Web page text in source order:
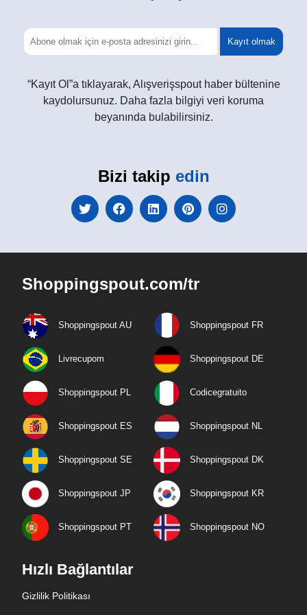
Kayıt olmak
“Kayıt Ol”a tıklayarak, Alışverişspout haber bültenine
kaydolursunuz. Daha fazla bilgiyi veri koruma
beyanında bulabilirsiniz.
Bizi takip edin
Shoppingspout.com/tr
Shoppingspout AU Shoppingspout FR
Livrecupom Shoppingspout DE
Shoppingspout PL Codicegratuito
Shoppingspout ES Shoppingspout NL
Shoppingspout SE Shoppingspout DK
Shoppingspout JP Shoppingspout KR
Shoppingspout PT Shoppingspout NO
Hızlı Bağlantılar
Gizlilik Politikası